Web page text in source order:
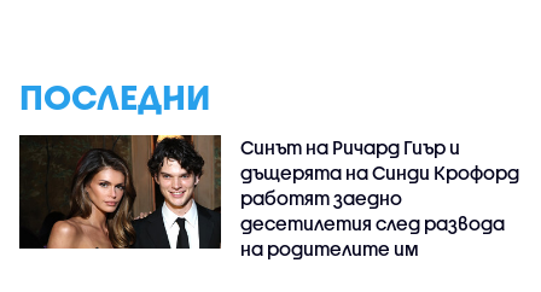
ПОСЛЕДНИ
Синът на Ричард Гиър и
дъщерята на Синди Крофорд
работят заедно
десетилетия след развода
на родителите им